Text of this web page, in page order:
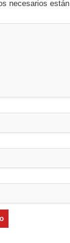
necesarios están